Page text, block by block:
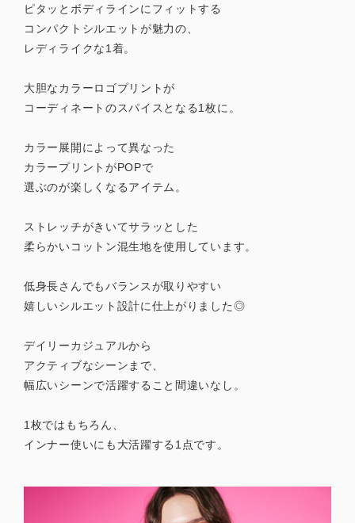
ピタッとボディラインにフィットする
コンパクトシルエットが魅力の、
レディライクな1着。
大胆なカラーロゴプリントが
コーディネートのスパイスとなる1枚に。
カラー展開によって異なった
カラープリントがPOPで
選ぶのが楽しくなるアイテム。
ストレッチがきいてサラッとした
柔らかいコットン混生地を使用しています。
低身長さんでもバランスが取りやすい
嬉しいシルエット設計に仕上がりました◎
デイリーカジュアルから
アクティブなシーンまで、
幅広いシーンで活躍すること間違いなし。
1枚ではもちろん、
インナー使いにも大活躍する1点です。